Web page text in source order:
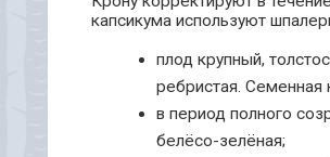
капсикума используют
плод крупный,
ребристая. Семенная
в период полного
белёсо-зелёная;